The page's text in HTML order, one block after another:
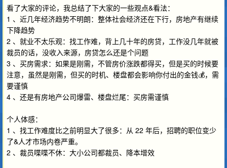
看了大家的评论，我总结了下大家的一些观点&看法：
1 、近几年经济趋势不明朗：整体社会经济还在下行，房地产有继续
下降趋势
2 、就业不太乐观：找工作难，背上几十年的房贷，工作没几年就被
裁员的话，没收入来源，房贷怎么还是个问题
3 、买房需求：如果是刚需，不管房价涨跌都得买，但是买的时候要
注意，虽然是刚需，但买的时机、楼盘都会影响你付出的金钱💰，需
要谨慎
4 、还是有房地产公司爆雷、楼盘烂尾：买房需谨慎
个人体感：
1 、找工作难度比之前明显大了很多：从 22 年后，招聘的职位变少
了&人才市场内卷严重。
2 、裁员喋喋不休：大小公司都裁员、降本增效